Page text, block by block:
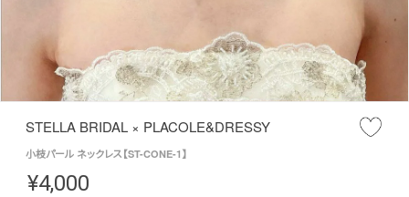
STELLA BRIDAL × PLACOLE&DRESSY
小枝パール ネックレス【ST-CONE-1】
¥4,000